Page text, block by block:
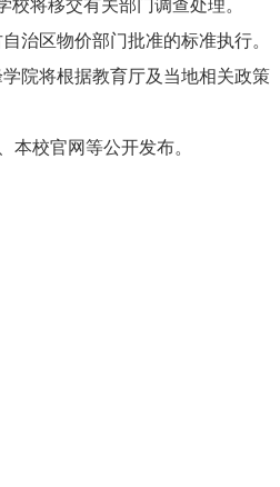
治区物价部门批准的标准执行。
院将根据教育厅及当地相关政策
校官网等公开发布。